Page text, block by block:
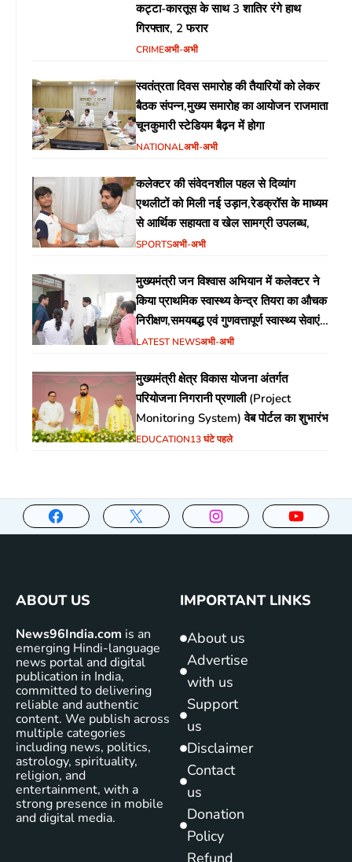
कट्टा-कारतूस के साथ 3 शातिर रंगे हाथ
गिरफ्तार, 2 फरार
CRIMEअभी-अभी
स्वतंत्रता दिवस समारोह की तैयारियों को लेकर
बैठक संपन्न,मुख्य समारोह का आयोजन राजमाता
चूनकुमारी स्टेडियम बैढ़न में होगा
NATIONALअभी-अभी
कलेक्टर की संवेदनशील पहल से दिव्यांग
एथलीटों को मिली नई उड़ान,रेडक्रॉस के माध्यम
से आर्थिक सहायता व खेल सामग्री उपलब्ध,
SPORTSअभी-अभी
मुख्यमंत्री जन विश्वास अभियान में कलेक्टर ने
किया प्राथमिक स्वास्थ्य केन्द्र तियरा का औचक
निरीक्षण,समयबद्ध एवं गुणवत्तापूर्ण स्वास्थ्य सेवाएं
सुनिश्चित करने के दिए निर्देश
LATEST NEWSअभी-अभी
मुख्यमंत्री क्षेत्र विकास योजना अंतर्गत
परियोजना निगरानी प्रणाली (Project
Monitoring System) वेब पोर्टल का शुभारंभ
EDUCATION13 घंटे पहले
ABOUT US
News96India.com is an
emerging Hindi-language
news portal and digital
publication in India,
committed to delivering
reliable and authentic
content. We publish across
multiple categories
including news, politics,
astrology, spirituality,
religion, and
entertainment, with a
strong presence in mobile
and digital media.
IMPORTANT LINKS
About us
Advertise
with us
Support
us
Disclaimer
Contact
us
Donation
Policy
Refund